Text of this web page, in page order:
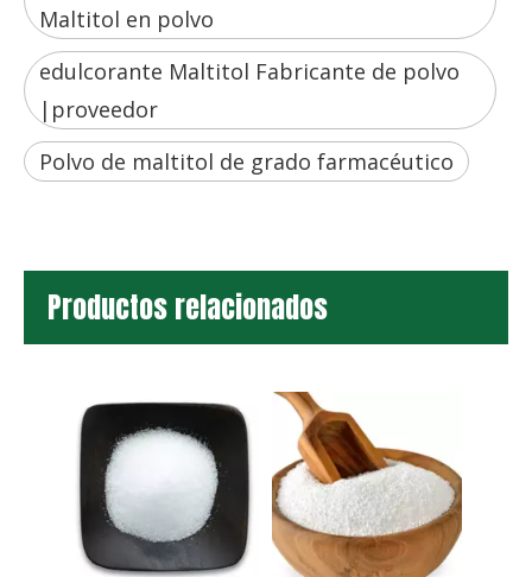
Maltitol en polvo
edulcorante Maltitol Fabricante de polvo
|proveedor
Polvo de maltitol de grado farmacéutico
Productos relacionados